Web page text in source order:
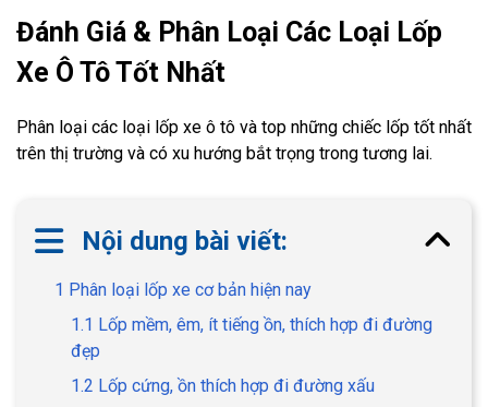
Đánh Giá & Phân Loại Các Loại Lốp
Xe Ô Tô Tốt Nhất
Phân loại các loại lốp xe ô tô và top những chiếc lốp tốt nhất
trên thị trường và có xu hướng bắt trọng trong tương lai.
Nội dung bài viết:
1 Phân loại lốp xe cơ bản hiện nay
1.1 Lốp mềm, êm, ít tiếng ồn, thích hợp đi đường
đẹp
1.2 Lốp cứng, ồn thích hợp đi đường xấu